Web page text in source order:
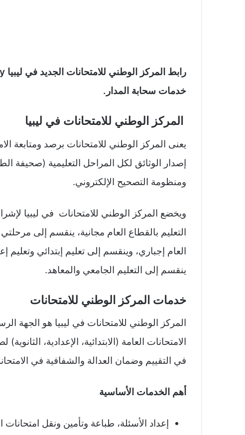
خدمات سحابة المدار.
المركز الوطني للامتحانات في ليبيا
يعنى المركز الوطني للامتحانات برصد ومتابعة
إصدار الوثائق لكل المراحل التعليمية (صحيفة
ومنظومة التصحيح الإلكتروني.
ويخضع المركز الوطني للامتحانات في ليبيا
التعليم بالقطاع العام مجانية، ينقسم إلى مرحلتي
العام إجباري، وينقسم إلى تعليم إبتدائي وتعليم
ينقسم إلى التعليم الجامعي والمعاهد.
خدمات المركز الوطني للامتحانات
المركز الوطني للامتحانات في ليبيا هو الجهة
الامتحانات العامة (الابتدائية، الإعدادية،
في التقييم وضمان العدالة والشفافية في
أهم الخدمات الأساسية
إعداد الأسئلة، طباعة وتأمين ونقل امتحانات